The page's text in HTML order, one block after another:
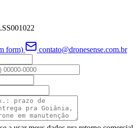
form)
contato@dronesense.com.br